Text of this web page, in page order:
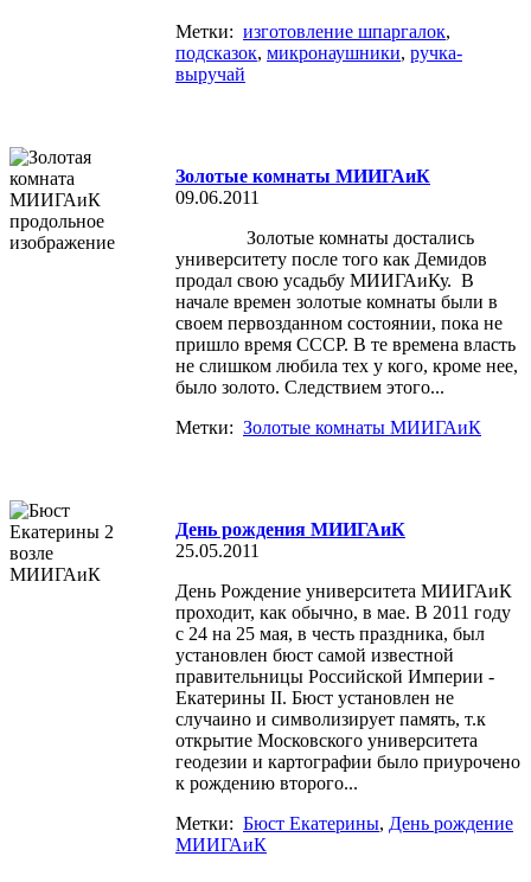
Метки: изготовление шпаргалок,
подсказок, микронаушники, ручка-
выручай
Золотые комнаты МИИГАиК
09.06.2011
Золотые комнаты достались
университету после того как Демидов
продал свою усадьбу МИИГАиКу. В
начале времен золотые комнаты были в
своем первозданном состоянии, пока не
пришло время СССР. В те времена власть
не слишком любила тех у кого, кроме нее,
было золото. Следствием этого...
Метки: Золотые комнаты МИИГАиК
День рождения МИИГАиК
25.05.2011
День Рождение университета МИИГАиК
проходит, как обычно, в мае. В 2011 году
с 24 на 25 мая, в честь праздника, был
установлен бюст самой известной
правительницы Российской Империи -
Екатерины II. Бюст установлен не
случаино и символизирует память, т.к
открытие Московского университета
геодезии и картографии было приурочено
к рождению второго...
Метки: Бюст Екатерины, День рождение
МИИГАиК